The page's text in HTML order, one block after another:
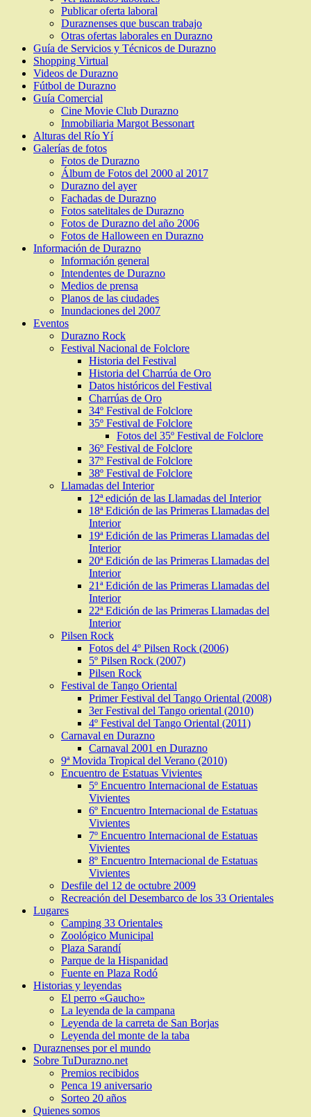
Publicar oferta laboral
Duraznenses que buscan trabajo
Otras ofertas laborales en Durazno
Guía de Servicios y Técnicos de Durazno
Shopping Virtual
Videos de Durazno
Fútbol de Durazno
Guía Comercial
Cine Movie Club Durazno
Inmobiliaria Margot Bessonart
Alturas del Río Yí
Galerías de fotos
Fotos de Durazno
Álbum de Fotos del 2000 al 2017
Durazno del ayer
Fachadas de Durazno
Fotos satelitales de Durazno
Fotos de Durazno del año 2006
Fotos de Halloween en Durazno
Información de Durazno
Información general
Intendentes de Durazno
Medios de prensa
Planos de las ciudades
Inundaciones del 2007
Eventos
Durazno Rock
Festival Nacional de Folclore
Historia del Festival
Historia del Charrúa de Oro
Datos históricos del Festival
Charrúas de Oro
34º Festival de Folclore
35º Festival de Folclore
Fotos del 35º Festival de Folclore
36º Festival de Folclore
37º Festival de Folclore
38º Festival de Folclore
Llamadas del Interior
12ª edición de las Llamadas del Interior
18ª Edición de las Primeras Llamadas del
Interior
19ª Edición de las Primeras Llamadas del
Interior
20ª Edición de las Primeras Llamadas del
Interior
21ª Edición de las Primeras Llamadas del
Interior
22ª Edición de las Primeras Llamadas del
Interior
Pilsen Rock
Fotos del 4º Pilsen Rock (2006)
5º Pilsen Rock (2007)
Pilsen Rock
Festival de Tango Oriental
Primer Festival del Tango Oriental (2008)
3er Festival del Tango oriental (2010)
4º Festival del Tango Oriental (2011)
Carnaval en Durazno
Carnaval 2001 en Durazno
9ª Movida Tropical del Verano (2010)
Encuentro de Estatuas Vivientes
5º Encuentro Internacional de Estatuas
Vivientes
6º Encuentro Internacional de Estatuas
Vivientes
7º Encuentro Internacional de Estatuas
Vivientes
8º Encuentro Internacional de Estatuas
Vivientes
Desfile del 12 de octubre 2009
Recreación del Desembarco de los 33 Orientales
Lugares
Camping 33 Orientales
Zoológico Municipal
Plaza Sarandí
Parque de la Hispanidad
Fuente en Plaza Rodó
Historias y leyendas
El perro «Gaucho»
La leyenda de la campana
Leyenda de la carreta de San Borjas
Leyenda del monte de la taba
Duraznenses por el mundo
Sobre TuDurazno.net
Premios recibidos
Penca 19 aniversario
Sorteo 20 años
Quienes somos